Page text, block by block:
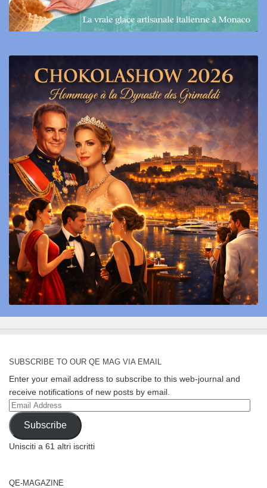
SUBSCRIBE TO OUR QE MAG VIA EMAIL
Enter your email address to subscribe to this web-journal and
receive notifications of new posts by email.
Email
Address
Subscribe
Unisciti a 61 altri iscritti
QE-MAGAZINE